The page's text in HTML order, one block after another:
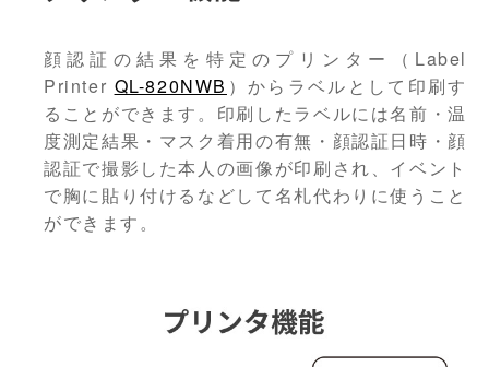
顔認証の結果を特定のプリンター（Label
Printer QL-820NWB ）からラベルとして印刷す
ることができます。印刷したラベルには名前・温
度測定結果・マスク着用の有無・顔認証日時・顔
認証で撮影した本人の画像が印刷され、イベント
で胸に貼り付けるなどして名札代わりに使うこと
ができます。